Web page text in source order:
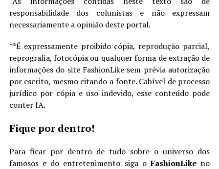
responsabilidade dos colunistas e não expressam
necessariamente a opinião deste portal.
**É expressamente proibido cópia, reprodução parcial,
reprografia, fotocópia ou qualquer forma de extração de
informações do site FashionLike sem prévia autorização
por escrito, mesmo citando a fonte. Cabível de processo
jurídico por cópia e uso indevido, esse conteúdo pode
conter IA.
Fique por dentro!
Para ficar por dentro de tudo sobre o universo dos
famosos e do entretenimento siga oFashionLike no